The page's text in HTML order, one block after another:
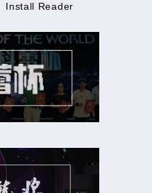
Install Reader